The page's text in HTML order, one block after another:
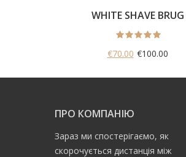
WHITE SHAVE BRUG
€70.00 €100.00
ПРО КОМПАНІЮ
Зараз ми спостерігаємо, як
скорочується дистанція між